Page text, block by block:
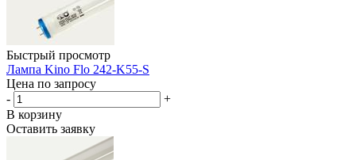
Быстрый просмотр
Лампа Kino Flo 242-K55-S
Цена по запросу
-
+
В корзину
Оставить заявку